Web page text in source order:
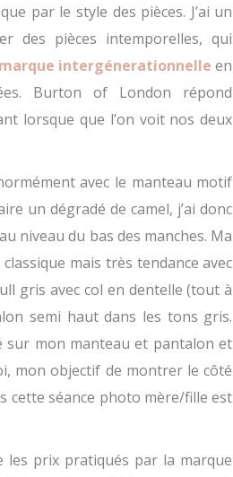
par le style des pièces. J’ai un
des pièces intemporelles, qui
intergénerationnelle en
Burton of London répond
lorsque que l’on voit nos deux
avec le manteau motif
un dégradé de camel, j’ai donc
niveau du bas des manches. Ma
mais très tendance avec
gris avec col en dentelle (tout à
semi haut dans les tons gris.
sur mon manteau et pantalon et
mon objectif de montrer le côté
cette séance photo mère/fille est
les prix pratiqués par la marque